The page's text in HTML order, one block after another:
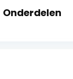
Onderdelen